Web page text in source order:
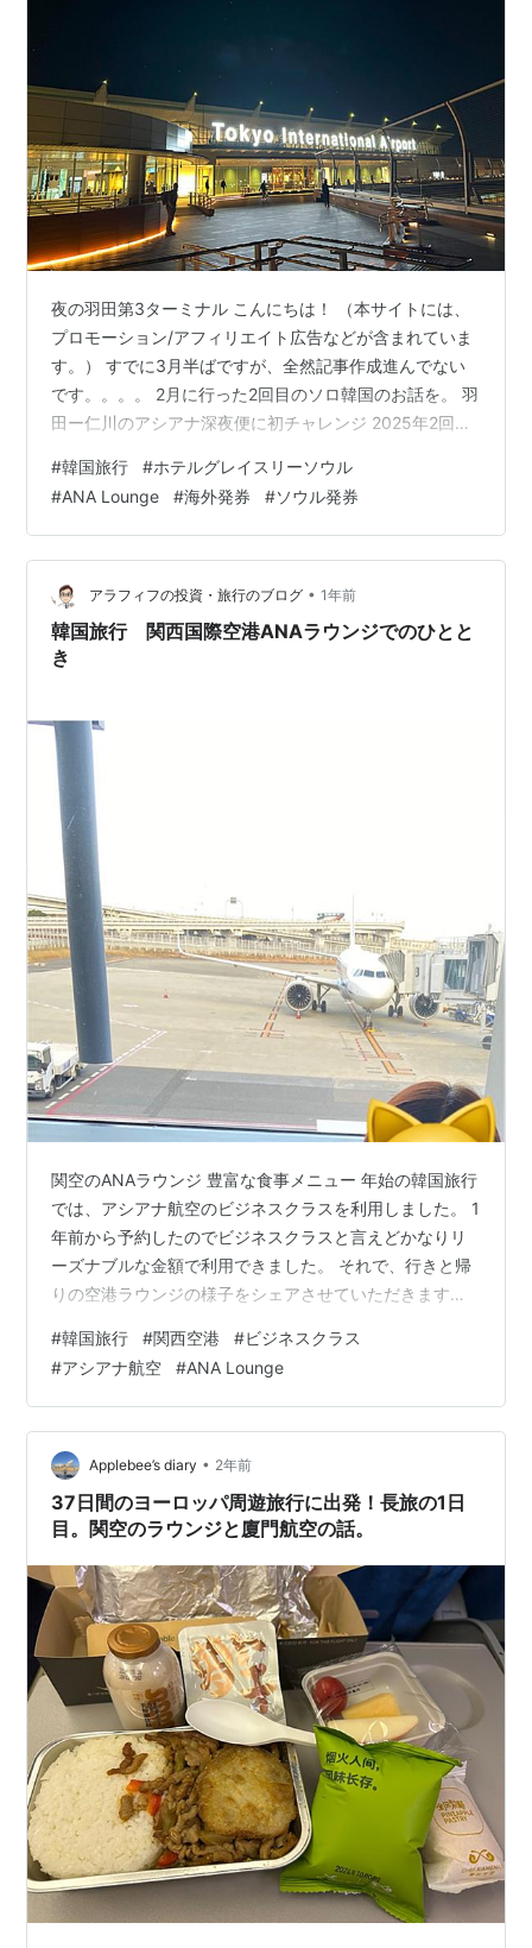
夜の羽田第3ターミナル こんにちは！ （本サイトには、
プロモーション/アフィリエイト広告などが含まれていま
す。） すでに3月半ばですが、全然記事作成進んでない
です。。。。 2月に行った2回目のソロ韓国のお話を。 羽
田ー仁川のアシアナ深夜便に初チャレンジ 2025年2回目
てみました。 アシアナ便は、前回乗ったら10%引きのク
ーポンがもらえたのです。 これ、若い人には全然OKだと
思うのですが、アラカンのおばちゃんには深夜便が体力
的にもかなりキツいのではないかと危惧しておりまし
た。 この方法もずいぶん前に流行りましたよね。 金曜日
の夜に仕事が終わって…
#韓国旅行 #ホテルグレイスリーソウル
#ANA Lounge #海外発券 #ソウル発券
アラフィフの投資・旅行のブログ • 1年前
韓国旅行 関西国際空港ANAラウンジでのひとと
き
関空のANAラウンジ 豊富な食事メニュー 年始の韓国旅行
では、アシアナ航空のビジネスクラスを利用しました。 1
年前から予約したのでビジネスクラスと言えどかなりリ
ーズナブルな金額で利用できました。 それで、行きと帰
りの空港ラウンジの様子をシェアさせていただきます。
はなく、スターアライアンスメンバーとなるので、ANA
ラウンジに入れます。 シックな内装に、開放的な空間。
窓から見える景色も最高でした。 スポンサーリンク 豊富
な食事メニュー 関空のANAビジネスラウンジのビュッフ
ェカウンターは、軽食から本格的な料理まで、選択肢の
多さに目を奪われまし…
#韓国旅行 #関西空港 #ビジネスクラス
#アシアナ航空 #ANA Lounge
Applebee’s diary • 2年前
37日間のヨーロッパ周遊旅行に出発！長旅の1日
目。関空のラウンジと廈門航空の話。